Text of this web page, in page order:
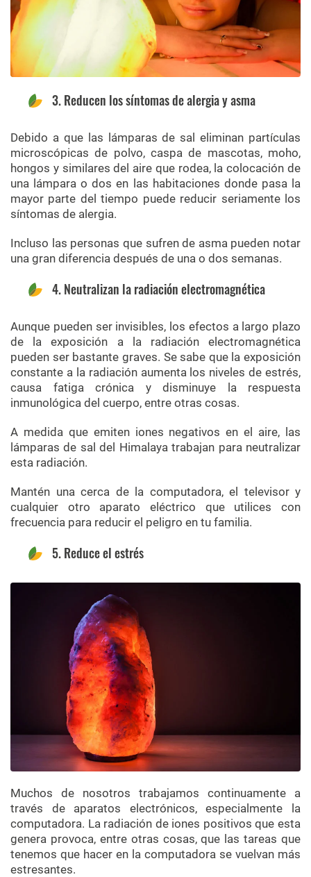
3. Reducen los síntomas de alergia y asma
Debido a que las lámparas de sal eliminan partículas
microscópicas de polvo, caspa de mascotas, moho,
hongos y similares del aire que rodea, la colocación de
una lámpara o dos en las habitaciones donde pasa la
mayor parte del tiempo puede reducir seriamente los
síntomas de alergia.
Incluso las personas que sufren de asma pueden notar
una gran diferencia después de una o dos semanas.
4. Neutralizan la radiación electromagnética
Aunque pueden ser invisibles, los efectos a largo plazo
de la exposición a la radiación electromagnética
pueden ser bastante graves. Se sabe que la exposición
constante a la radiación aumenta los niveles de estrés,
causa fatiga crónica y disminuye la respuesta
inmunológica del cuerpo, entre otras cosas.
A medida que emiten iones negativos en el aire, las
lámparas de sal del Himalaya trabajan para neutralizar
esta radiación.
Mantén una cerca de la computadora, el televisor y
cualquier otro aparato eléctrico que utilices con
frecuencia para reducir el peligro en tu familia.
5. Reduce el estrés
Muchos de nosotros trabajamos continuamente a
través de aparatos electrónicos, especialmente la
computadora. La radiación de iones positivos que esta
genera provoca, entre otras cosas, que las tareas que
tenemos que hacer en la computadora se vuelvan más
estresantes.